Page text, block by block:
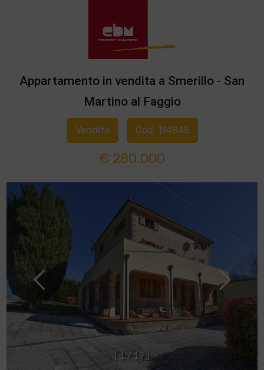
Appartamento in vendita a Smerillo - San
Martino al Faggio
Vendita Cod. 114845
€ 280.000
1 / 19